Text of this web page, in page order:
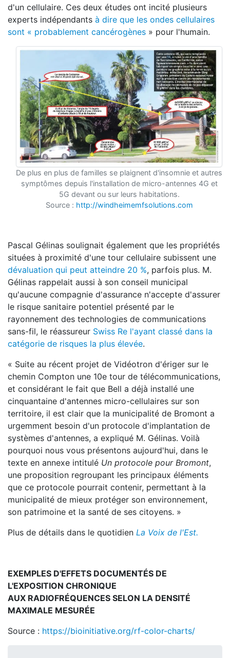
d'un cellulaire. Ces deux études ont incité plusieurs
experts indépendants à dire que les ondes cellulaires
sont « probablement cancérogènes » pour l'humain.
De plus en plus de familles se plaignent d'insomnie et autres
symptômes depuis l'installation de micro-antennes 4G et
5G devant ou sur leurs habitations.
Source : http://windheimemfsolutions.com
Pascal Gélinas soulignait également que les propriétés
situées à proximité d'une tour cellulaire subissent une
dévaluation qui peut atteindre 20 %, parfois plus. M.
Gélinas rappelait aussi à son conseil municipal
qu'aucune compagnie d'assurance n'accepte d'assurer
le risque sanitaire potentiel présenté par le
rayonnement des technologies de communications
sans-fil, le réassureur Swiss Re l'ayant classé dans la
catégorie de risques la plus élevée.
« Suite au récent projet de Vidéotron d'ériger sur le
chemin Compton une 10e tour de télécommunications,
et considérant le fait que Bell a déjà installé une
cinquantaine d'antennes micro-cellulaires sur son
territoire, il est clair que la municipalité de Bromont a
urgemment besoin d'un protocole d'implantation de
systèmes d'antennes, a expliqué M. Gélinas. Voilà
pourquoi nous vous présentons aujourd'hui, dans le
texte en annexe intitulé Un protocole pour Bromont,
une proposition regroupant les principaux éléments
que ce protocole pourrait contenir, permettant à la
municipalité de mieux protéger son environnement,
son patrimoine et la santé de ses citoyens. »
Plus de détails dans le quotidien La Voix de l'Est.
EXEMPLES D'EFFETS DOCUMENTÉS DE
L'EXPOSITION CHRONIQUE
AUX RADIOFRÉQUENCES SELON LA DENSITÉ
MAXIMALE MESURÉE
Source : https://bioinitiative.org/rf-color-charts/